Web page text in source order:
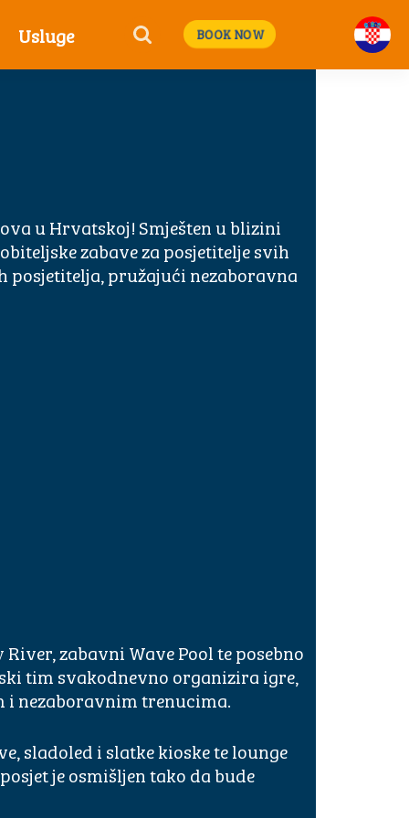
Usluge BOOK NOW
u Hrvatskoj! Smješten u blizini
zabave za posjetitelje svih
posjetitelja, pružajući nezaboravna
zabavni Wave Pool te posebno
tim svakodnevno organizira igre,
i nezaboravnim trenucima.
sladoled i slatke kioske te lounge
je osmišljen tako da bude